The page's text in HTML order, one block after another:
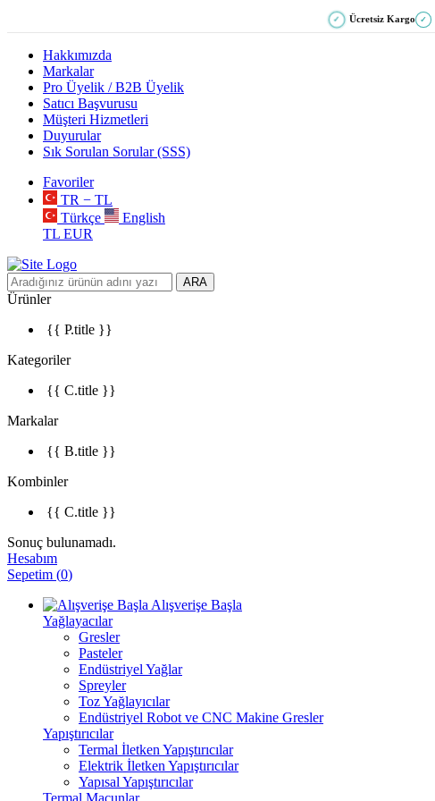
✓ Ücretsiz Kargo ✓
Hakkımızda
Markalar
Pro Üyelik / B2B Üyelik
Satıcı Başvurusu
Müşteri Hizmetleri
Duyurular
Sık Sorulan Sorular (SSS)
Favoriler
TR − TL
Türkçe
English
TL EUR
ARA
Ürünler
{{ P.title }}
Kategoriler
{{ C.title }}
Markalar
{{ B.title }}
Kombinler
{{ C.title }}
Sonuç bulunamadı.
Hesabım
Sepetim (0)
Alışverişe Başla
Yağlayacılar
Gresler
Pasteler
Endüstriyel Yağlar
Spreyler
Toz Yağlayıcılar
Endüstriyel Robot ve CNC Makine Gresler
Yapıştırıcılar
Termal İletken Yapıştırıcılar
Elektrik İletken Yapıştırıcılar
Yapısal Yapıştırıcılar
Termal Macunlar